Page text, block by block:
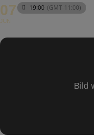
07
JUN
19:00 (GMT-11:00)